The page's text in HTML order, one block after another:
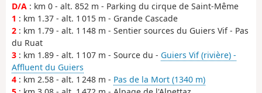
D/A : km 0 - alt. 852 m - Parking du cirque de Saint-Même
1 : km 1.37 - alt. 1 015 m - Grande Cascade
2 : km 1.79 - alt. 1 148 m - Sentier sources du Guiers Vif - Pas
du Ruat
3 : km 1.89 - alt. 1 107 m - Source du - Guiers Vif (rivière) -
Affluent du Guiers
4 : km 2.58 - alt. 1 248 m - Pas de la Mort (1340 m)